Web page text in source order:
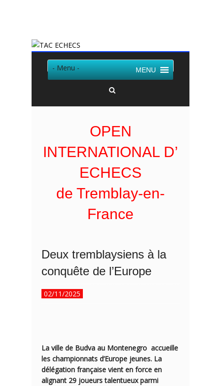
- Menu - MENU
OPEN
INTERNATIONAL D’
ECHECS
de Tremblay-en-
France
Deux tremblaysiens à la
conquête de l’Europe
02/11/2025
La ville de Budva au Montenegro accueille
les championnats d’Europe jeunes. La
délégation française vient en force en
alignant 29 joueurs talentueux parmi